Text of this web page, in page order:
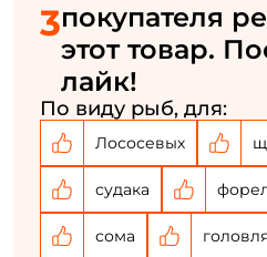
3покупателя
этот товар.
лайк!
По виду рыб, для:
Лососевых
судака
сома
У меня уже